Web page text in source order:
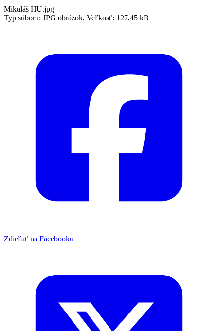
Mikuláš HU.jpg
Typ súboru: JPG obrázok, Veľkosť: 127,45 kB
Zdieľať na Facebooku